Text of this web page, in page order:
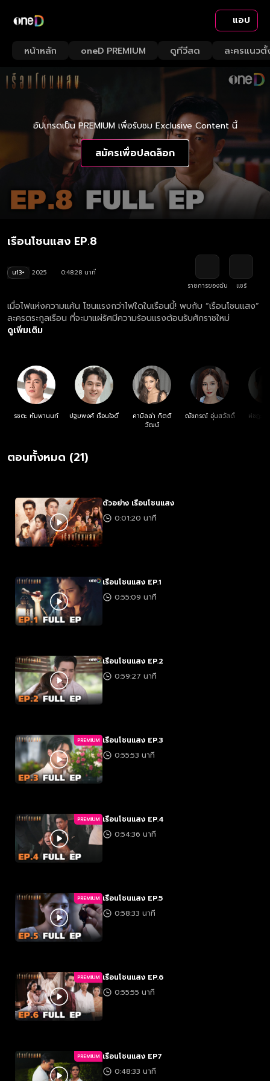
แอป
หน้าหลัก oneD PREMIUM ดูทีวีสด ละครแนวตั้
อัปเกรดเป็น PREMIUM เพื่อรับชม Exclusive Content นี้
สมัครเพื่อปลดล็อก
เรือนโชนแสง EP.8
น13+ 2025
0:48:28 นาที
รายการของฉัน
แชร์
เมื่อไฟแห่งความแค้น โชนแรงกว่าไฟใดในเรือนนี้! พบกับ “เรือนโชนแสง”
ละครตระกูลเรือน ที่จะมาแผ่รัศมีความร้อนแรงต้อนรับศักราชใหม่
ดูเพิ่มเติม
รชตะ หัมพานนท์ ปฐมพงศ์ เรือนใจดี
คามิลล่า กิตติ
วัฒน์
ณัชภรณ์ อุ่นสวัสดิ์ ฬชฏะ
ตอนทั้งหมด (21)
ตัวอย่าง เรือนโชนแสง
0:01:20 นาที
เรือนโชนแสง EP.1
0:55:09 นาที
เรือนโชนแสง EP.2
0:59:27 นาที
PREMIUM เรือนโชนแสง EP.3
0:55:53 นาที
PREMIUM เรือนโชนแสง EP.4
0:54:36 นาที
PREMIUM เรือนโชนแสง EP.5
0:58:33 นาที
PREMIUM เรือนโชนแสง EP.6
0:55:55 นาที
PREMIUM เรือนโชนแสง EP7
0:48:33 นาที